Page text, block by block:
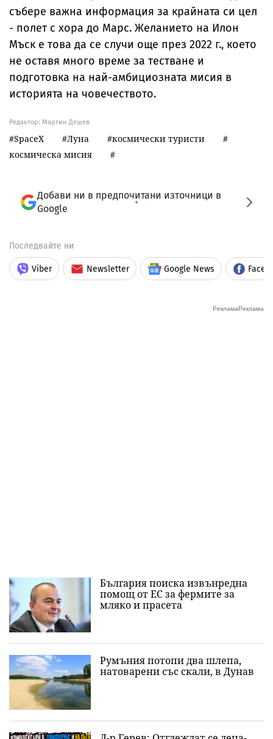
събере важна информация за крайната си цел
- полет с хора до Марс. Желанието на Илон
Мъск е това да се случи още през 2022 г., което
не оставя много време за тестване и
подготовка на най-амбициозната мисия в
историята на човечеството.
Редактор: Мартин Дешев
SpaceX Луна
космически туристи
космическа мисия
Добави ни в предпочитани източници в
Google
Последвайте ни
Viber Newsletter Google News
България поиска извънредна
помощ от ЕС за фермите за
мляко и прасета
Румъния потопи два шлепа,
натоварени със скали, в Дунав